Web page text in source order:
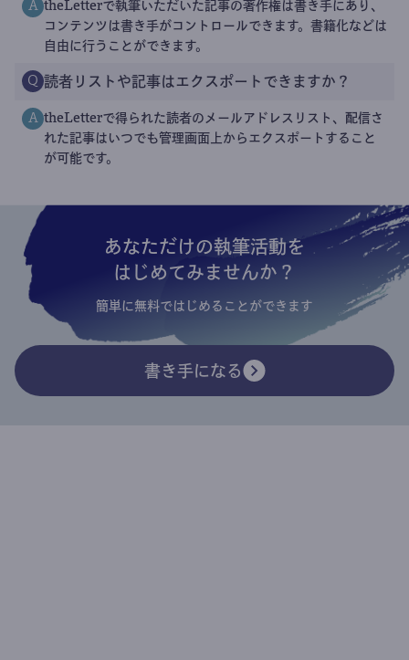
A theLetterで執筆いただいた記事の著作権は書き手にあり、
コンテンツは書き手がコントロールできます。書籍化などは
自由に行うことができます。
Q 読者リストや記事はエクスポートできますか？
A theLetterで得られた読者のメールアドレスリスト、配信さ
れた記事はいつでも管理画面上からエクスポートすること
が可能です。
あなただけの執筆活動を
はじめてみませんか？
簡単に無料ではじめることができます
書き手になる